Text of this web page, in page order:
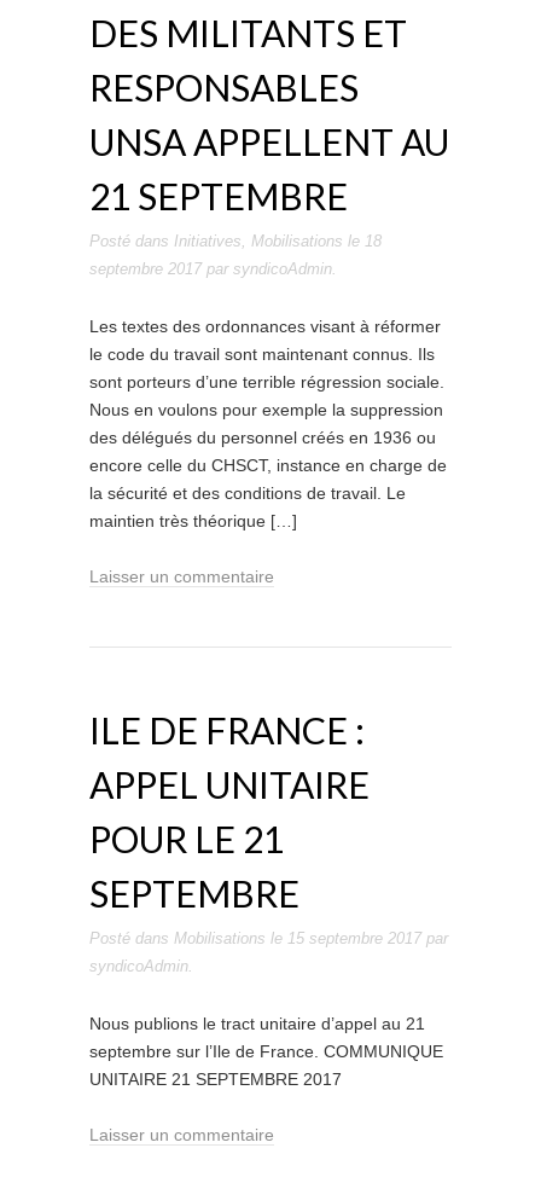
DES MILITANTS ET
RESPONSABLES
UNSA APPELLENT AU
21 SEPTEMBRE
Posté dans Initiatives, Mobilisations le 18
septembre 2017par syndicoAdmin.
Les textes des ordonnances visant à réformer
le code du travail sont maintenant connus. Ils
sont porteurs d’une terrible régression sociale.
Nous en voulons pour exemple la suppression
des délégués du personnel créés en 1936 ou
encore celle du CHSCT, instance en charge de
la sécurité et des conditions de travail. Le
maintien très théorique […]
Laisser un commentaire
ILE DE FRANCE :
APPEL UNITAIRE
POUR LE 21
SEPTEMBRE
Posté dans Mobilisations le 15 septembre 2017par
syndicoAdmin.
Nous publions le tract unitaire d’appel au 21
septembre sur l’Ile de France. COMMUNIQUE
UNITAIRE 21 SEPTEMBRE 2017
Laisser un commentaire